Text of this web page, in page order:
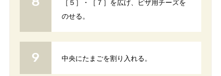
［５］・［７］を広げ、ピザ用チーズを
のせる。
中央にたまごを割り入れる。